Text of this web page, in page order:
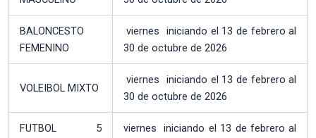
BALONCESTO
FEMENINO
viernes iniciando el 13 de febrero al
30 de octubre de 2026
VOLEIBOL MIXTO
viernes iniciando el 13 de febrero al
30 de octubre de 2026
FUTBOL 5
viernes iniciando el 13 de febrero al